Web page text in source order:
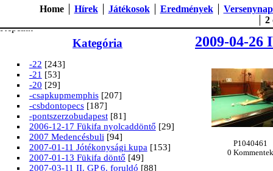
Home Hírek Játékosok Eredmények
2
Szegedi Biliárd Egyesület
Képeink
Kategória
-22 [243]
-21 [53]
-20 [29]
-csapkupmemphis [207]
-csbdontopecs [187]
-pontszerzobudapest [81]
2006-12-17 Fükifa nyolcaddöntő [29]
2007 Medencésbuli [94]
2007-01-11 Jótékonysági kupa [153]
2007-01-13 Fükifa döntő [49]
2007-03-11 II. GP 6. foruldó [88]
2009-04-26
P1040461
0 Kommentek